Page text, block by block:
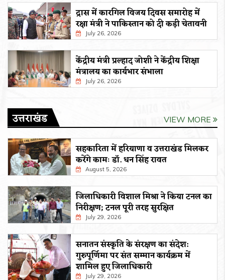
द्रास में कारगिल विजय दिवस समारोह में
रक्षा मंत्री ने पाकिस्तान को दी कड़ी चेतावनी
July 26, 2026
केंद्रीय मंत्री प्रल्हाद जोशी ने केंद्रीय शिक्षा
मंत्रालय का कार्यभार संभाला
July 26, 2026
उत्तराखंड VIEW MORE
सहकारिता में हरियाणा व उत्तराखंड मिलकर
करेंगे कामः डाॅ. धन सिंह रावत
August 5, 2026
जिलाधिकारी विशाल मिश्रा ने किया टनल का
निरीक्षण; टनल पूरी तरह सुरक्षित
July 29, 2026
सनातन संस्कृति के संरक्षण का संदेश:
गुरुपूर्णिमा पर संत सम्मान कार्यक्रम में
शामिल हुए जिलाधिकारी
July 29, 2026